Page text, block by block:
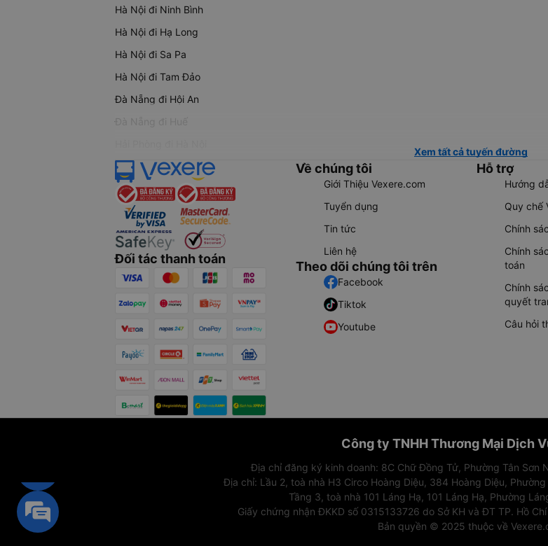
Hà Nội đi Ninh Bình
Hà Nội đi Hạ Long
Hà Nội đi Sa Pa
Hà Nội đi Tam Đảo
Đà Nẵng đi Hội An
Đà Nẵng đi Huế
Xem tất cả tuyến đường
Đối tác thanh toán
Về chúng tôi
Giới Thiệu Vexere.com
Tuyển dụng
Tin tức
Liên hệ
Theo dõi chúng tôi trên
Facebook
Tiktok
Youtube
Hỗ trợ
Hướng
Quy chế
Chính
Chính
toán
Chính
quyết
Câu hỏi
Công ty TNHH Thương Mại Dịch
Địa chỉ đăng ký kinh doanh: 8C Chữ Đồng Tử, Phường Tân Sơn
Địa chỉ: Lầu 2, toà nhà H3 Circo Hoàng Diệu, 384 Hoàng Diệu, Phường
Tầng 3, toà nhà 101 Láng Hạ, 101 Láng Hạ, Phường
Giấy chứng nhận ĐKKD số 0315133726 do Sở KH và ĐT TP. Hồ
Bản quyền © 2025 thuộc về